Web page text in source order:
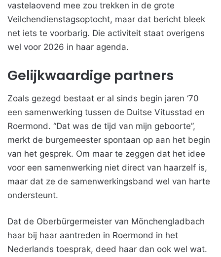
vastelaovend mee zou trekken in de grote
Veilchendienstagsoptocht, maar dat bericht bleek
net iets te voorbarig. Die activiteit staat overigens
wel voor 2026 in haar agenda.
Gelijkwaardige partners
Zoals gezegd bestaat er al sinds begin jaren ‘70
een samenwerking tussen de Duitse Vitusstad en
Roermond. “Dat was de tijd van mijn geboorte”,
merkt de burgemeester spontaan op aan het begin
van het gesprek. Om maar te zeggen dat het idee
voor een samenwerking niet direct van haarzelf is,
maar dat ze de samenwerkingsband wel van harte
ondersteunt.
Dat de Oberbürgermeister van Mönchengladbach
haar bij haar aantreden in Roermond in het
Nederlands toesprak, deed haar dan ook wel wat.